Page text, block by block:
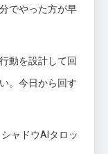
でやった方が早
動を設計して回
。今日から回す
ャドウAIタロッ